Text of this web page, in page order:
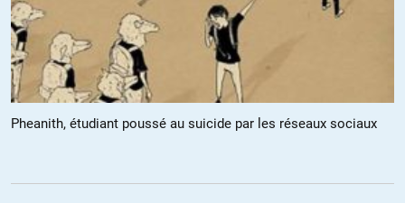
On peut admettre l’incompétence, après tout qui est qualifié pour
faire face à un truc qui n’arrive qu’une fois par siècle ? Mais le
mensonge sur un tel sujet à seule fin de préserver ses chances à
la prochaine élection est impardonnable.
90.000 morts plus tard, impossible de dire exactement combien
Pheanith, étudiant poussé au suicide par les réseaux sociaux